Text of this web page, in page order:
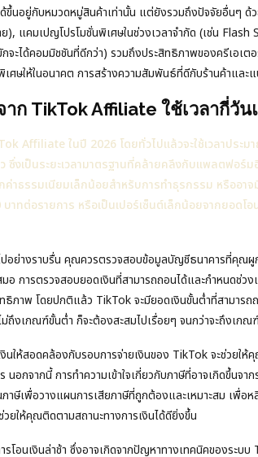
ขึ้นอยู่กับหมวดหมู่สินค้าเท่านั้น แต่ยังรวมถึงปัจจัยอื่นๆ ด้
), แคมเปญโปรโมชั่นพิเศษในช่วงเวลาจำกัด (เช่น
จะได้คอมมิชชันที่ดีกว่า) รวมถึงประสิทธิภาพของครีเอเ
ศษให้ในอนาคต การสร้างความสัมพันธ์ที่ดีกับร้านค้าและ
าก TikTok Affiliate ใช้เวลากี่วั
Affiliate ในปี 2026 โดยทั่วไปแล้วจะใช้เวลาปร
ซึ่งเป็นระยะเวลามาตรฐานที่คล้ายคลึงกับแพลตฟอร์
าธรรมเนียมเล็กน้อยสำหรับการทำธุรกรรม หรืออา
าทต่อรายการ หรือเป็นเปอร์เซ็นต์เล็กน้อยจากยอดโ
ไปอย่างราบรื่น คุณควรตรวจสอบข้อมูลบัญชีธนาคารที่คุ
อ การตรวจสอบยอดเงินที่สามารถถอนได้และกำหนดช่วง
ธิภาพ โดยปกติแล้ว TikTok จะมียอดเงินขั้นต่ำที่สามา
งเกณฑ์ขั้นต่ำ ก็จะต้องสะสมไปเรื่อยๆ จนกว่าจะถึงเกณ
นให้สอดคล้องกับรอบการจ่ายเงินของ TikTok จะช่วยให้
นอกจากนี้ การทำความเข้าใจเกี่ยวกับภาษีที่อาจเกิดขึ้น
าษีเพื่อวางแผนการเสียภาษีที่ถูกต้องและเหมาะสม เพื่
วยให้คุณติดตามสถานะทางการเงินได้ดียิ่งขึ้น
โอนเงินล่าช้า ซึ่งอาจเกิดจากปัญหาทางเทคนิคของระบบ